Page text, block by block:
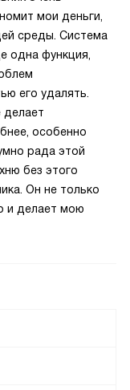
мои деньги,
среды. Система
одна функция,
его удалять.
делает
особенно
рада этой
без этого
Он не только
и делает мою